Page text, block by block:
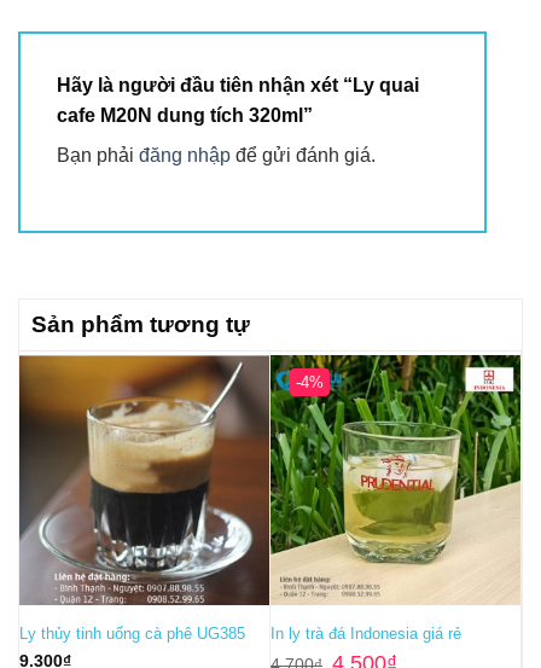
Hãy là người đầu tiên nhận xét “Ly quai
cafe M20N dung tích 320ml”
Bạn phải đăng nhập để gửi đánh giá.
Sản phẩm tương tự
Ly thủy tinh uống cà phê UG385
9.300₫
-4%
In ly trà đá Indonesia giá rẻ
4.700₫ Giá
4.500₫